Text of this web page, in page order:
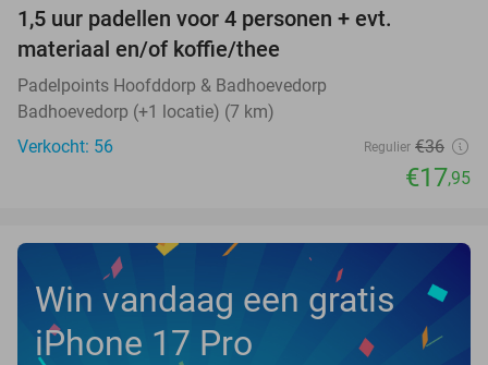
TODAY
1,5 uur padellen voor 4 personen + evt.
materiaal en/of koffie/thee
Padelpoints Hoofddorp & Badhoevedorp
Badhoevedorp (+1 locatie) (7 km)
Verkocht: 56
Regulier €36
€17,95
Win vandaag een gratis
iPhone 17 Pro